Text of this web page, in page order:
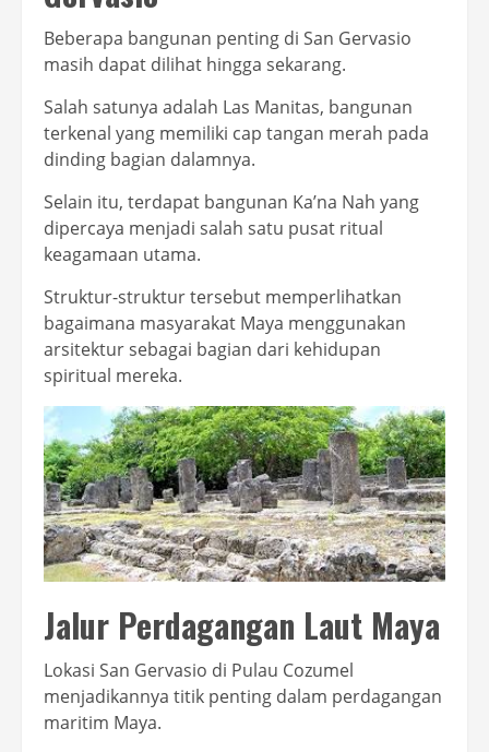
Beberapa bangunan penting di San Gervasio
masih dapat dilihat hingga sekarang.
Salah satunya adalah Las Manitas, bangunan
terkenal yang memiliki cap tangan merah pada
dinding bagian dalamnya.
Selain itu, terdapat bangunan Ka’na Nah yang
dipercaya menjadi salah satu pusat ritual
keagamaan utama.
Struktur-struktur tersebut memperlihatkan
bagaimana masyarakat Maya menggunakan
arsitektur sebagai bagian dari kehidupan
spiritual mereka.
Jalur Perdagangan Laut Maya
Lokasi San Gervasio di Pulau Cozumel
menjadikannya titik penting dalam perdagangan
maritim Maya.